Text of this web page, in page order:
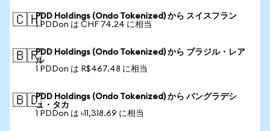
🇨🇭PDD Holdings (Ondo Tokenized) から スイスフラン
1 PDDon は CHF 74.24 に相当
🇧🇷PDD Holdings (Ondo Tokenized) から ブラジル・レア
ル
1 PDDon は R$467.48 に相当
🇧🇩PDD Holdings (Ondo Tokenized) から バングラデシ
ュ・タカ
1 PDDon は ৳11,318.69 に相当